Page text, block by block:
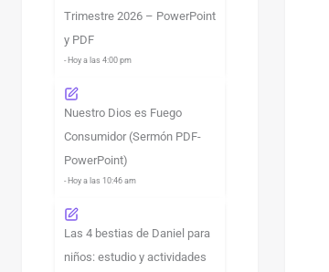
Trimestre 2026 – PowerPoint
y PDF
- Hoy a las 4:00 pm
Nuestro Dios es Fuego
Consumidor (Sermón PDF-
PowerPoint)
- Hoy a las 10:46 am
Las 4 bestias de Daniel para
niños: estudio y actividades